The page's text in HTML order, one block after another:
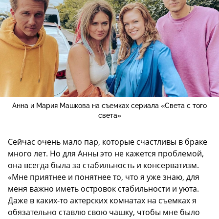
Анна и Мария Машкова на съемках сериала «Света с того
света»
Сейчас очень мало пар, которые счастливы в браке
много лет. Но для Анны это не кажется проблемой,
она всегда была за стабильность и консерватизм.
«Мне приятнее и понятнее то, что я уже знаю, для
меня важно иметь островок стабильности и уюта.
Даже в каких-то актерских комнатах на съемках я
обязательно ставлю свою чашку, чтобы мне было